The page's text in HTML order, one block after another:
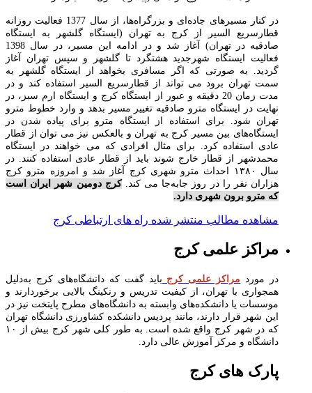
در کنار مسیرهای جاده‌ای و بزرگراه‌ها‌، از سال 1377 فعالیت روزانه
قطارسریع السیر از کرج به تهران (ایستگاه گلشهر به ایستگاه
صادقیه در تهران) آغاز شد و در ادامه این مسیر، در سال 1398
فعالیت ایستگاه شهرجدید هشتگرد تا گلشهر و سپس تهران آغاز
گردید. به صورتی که اگر مسافری بخواهد از ایستگاه گلشهر به
سمت تهران برود می تواند از قطارسریع السیر استفاده کند و در
مدت زمان 20 دقیقه و عبور از ایستگاه کرج و ایستگاه ارم سبز، در
نهایت در ایستگاه مترو صادقیه تغییر مسیر بدهد و وارد خطوط مترو
تهران شود. برای استفاده از ایستگاه مترو برای پیاده شدن در
ایستگاه‌های بین مسیر کرج به تهران و بالعکس نیز می توان از قطار
عادی استفاده کرد. برای مثال افرادی که می خواهند در ایستگاه
محمدشهر از قطار خارج شوند باید از قطار عادی استفاده کنند. در
سال ۱۳۸۰ احداث مترو شهری کرج آغاز شد و امروزه مترو کرج
هزاران نفر را در روز جا‌به‌جا می کند.کرج دومین شهر ایران است
که مترو برون شهری دارد.
مشاهده مطالب منتشر شده راه های ارتباطی کرج
مراکز علمی کرج
در مورد مراکز علمی کرج باید گفت که دانشگاه‌های کرج به‌دلیل
همجواری با تهران، از کیفیت تدریس و رنکینگ بالایی برخوردارند و
موسسات یا دانشکده‌های وابسته به دانشگاه‌های مطرح پایتخت نیز در
این شهر قرار دارند، مانند پردیس دانشکده کشاورزی دانشگاه تهران
که در شهر کرج واقع شده است. به طور کلی شهر کرج بیش از ۱۰
دانشگاه و مرکز آموزش عالی دارد.
پارک های کرج